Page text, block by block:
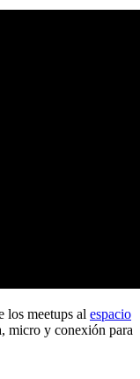
los meetups al espacio
micro y conexión para